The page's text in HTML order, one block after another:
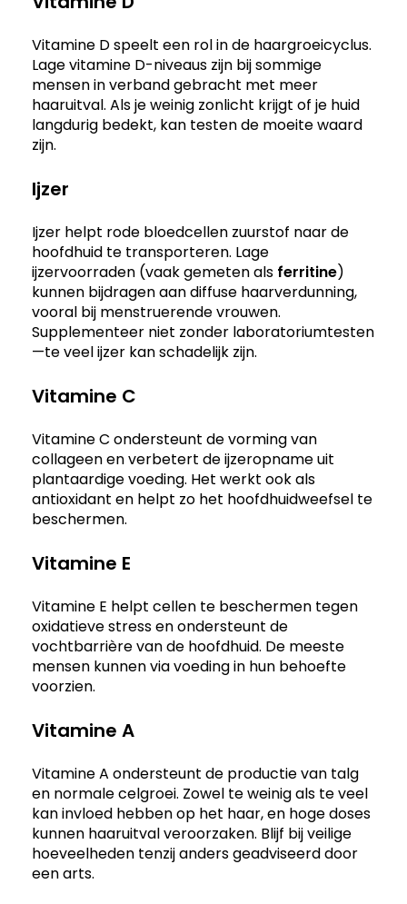
Vitamine D speelt een rol in de haargroeicyclus.
Lage vitamine D-niveaus zijn bij sommige
mensen in verband gebracht met meer
haaruitval. Als je weinig zonlicht krijgt of je huid
langdurig bedekt, kan testen de moeite waard
zijn.
Ijzer
Ijzer helpt rode bloedcellen zuurstof naar de
hoofdhuid te transporteren. Lage
ijzervoorraden (vaak gemeten als ferritine)
kunnen bijdragen aan diffuse haarverdunning,
vooral bij menstruerende vrouwen.
Supplementeer niet zonder laboratoriumtesten
—te veel ijzer kan schadelijk zijn.
Vitamine C
Vitamine C ondersteunt de vorming van
collageen en verbetert de ijzeropname uit
plantaardige voeding. Het werkt ook als
antioxidant en helpt zo het hoofdhuidweefsel te
beschermen.
Vitamine E
Vitamine E helpt cellen te beschermen tegen
oxidatieve stress en ondersteunt de
vochtbarrière van de hoofdhuid. De meeste
mensen kunnen via voeding in hun behoefte
voorzien.
Vitamine A
Vitamine A ondersteunt de productie van talg
en normale celgroei. Zowel te weinig als te veel
kan invloed hebben op het haar, en hoge doses
kunnen haaruitval veroorzaken. Blijf bij veilige
hoeveelheden tenzij anders geadviseerd door
een arts.